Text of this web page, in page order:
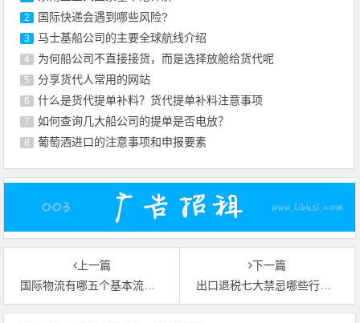
2 国际快递会遇到哪些风险?
3 马士基船公司的主要全球航线介绍
4 为何船公司不直接接货，而是选择放舱给货代呢
5 ​分享货代人常用的网站
6 什么是货代提单补料？货代提单补料注意事项
7 如何查询几大船公司的提单是否电放？
8 葡萄酒进口的注意事项和申报要素
上一篇
国际物流有哪五个基本流程？
下一篇
出口退税七大禁忌哪些行为不能申请出口退税？